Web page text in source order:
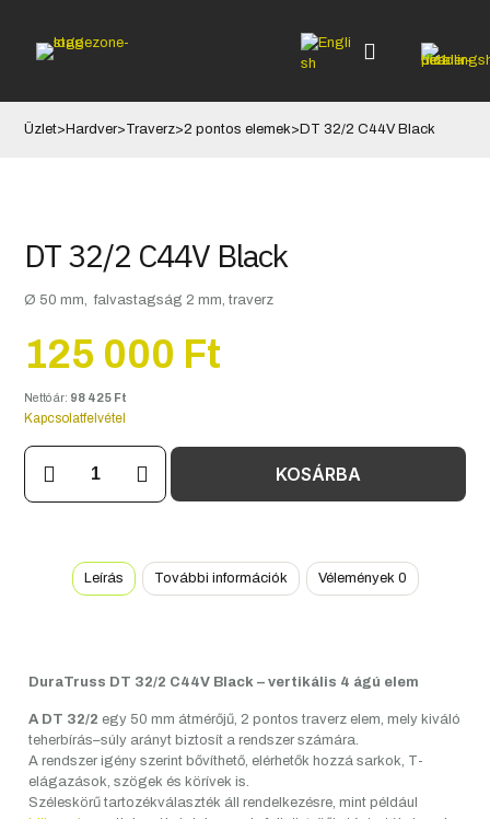
Üzlet> Hardver>Traverz>2 pontos elemek> DT 32/2 C44V Black
DT 32/2 C44V Black
Ø 50 mm, falvastagság 2 mm, traverz
125 000 Ft
Nettó ár: 98 425 Ft
Kapcsolatfelvétel
DT
C44V
KOSÁRBA
Leírás További információk Vélemények 0
DuraTruss DT 32/2 C44V Black – vertikális 4 ágú elem
A DT 32/2egy 50 mm átmérőjű, 2 pontos traverz elem, mely kiváló
teherbírás–súly arányt biztosít a rendszer számára.
A rendszer igény szerint bővíthető, elérhetők hozzá sarkok, T-
elágazások, szögek és körívek is.
Széleskörű tartozékválaszték áll rendelkezésre, mint például